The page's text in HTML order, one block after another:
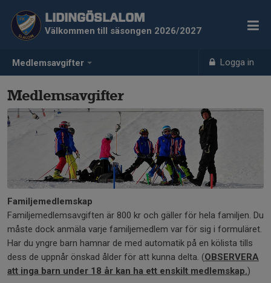
Medlemsavgifter Logga in
LIDINGÖSLALOM
Välkommen till säsongen 2026/2027
Medlemsavgifter
Familjemedlemskap
Familjemedlemsavgiften är 800 kr och gäller för hela familjen. Du
måste dock anmäla varje familjemedlem var för sig i formuläret.
Har du yngre barn hamnar de med automatik på en kölista tills
dess de uppnår önskad ålder för att kunna delta. (OBSERVERA
att inga barn under 18 år kan ha ett enskilt medlemskap.)